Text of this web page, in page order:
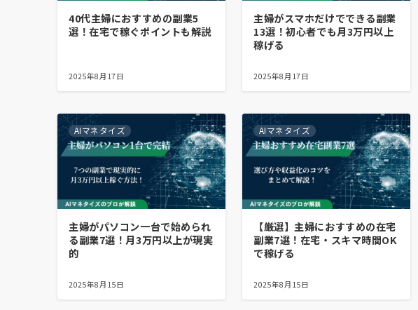
40代主婦におすすめの副業5
選！在宅で稼ぐポイントも解説
2025年8月17日
主婦がスマホだけでできる副業
13選！初心者でも月3万円以上
稼げる
2025年8月17日
AIマネタイズ
主婦がパソコン一台で始められ
る副業7選！月3万円以上が現実
的
2025年8月15日
AIマネタイズ
【厳選】主婦におすすめの在宅
副業7選！在宅・スキマ時間OK
で稼げる
2025年8月15日